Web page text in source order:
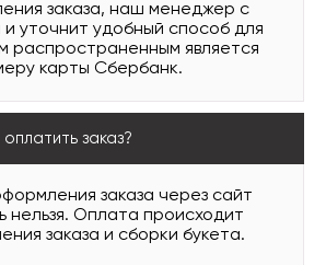
заказа, наш менеджер с
и уточнит удобный способ для
распространенным является
карты Сбербанк.
заказ?
заказа через сайт
нельзя. Оплата происходит
заказа и сборки букета.